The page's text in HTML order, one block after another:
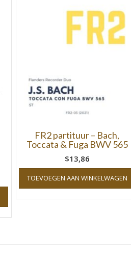
FR2 partituur – Bach,
Toccata & Fuga BWV 565
$13,86
TOEVOEGEN AAN WINKELWAGEN